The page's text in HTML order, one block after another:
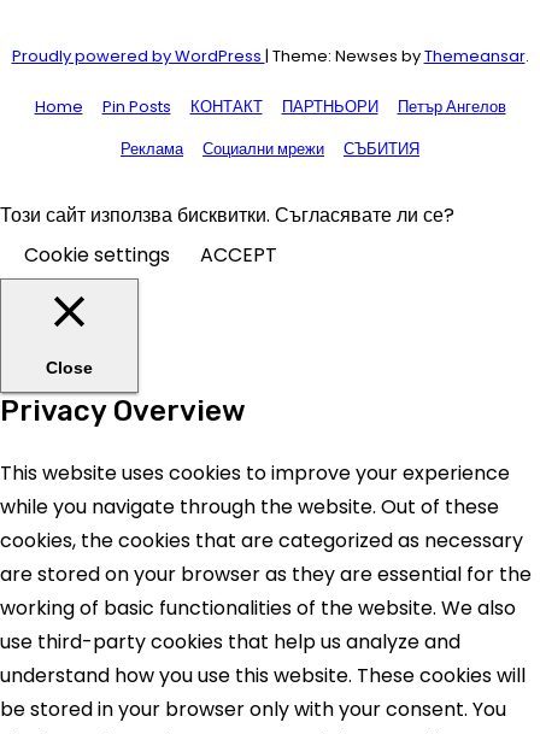
Proudly powered by WordPress | Theme: Newses byThemeansar.
Home Pin Posts КОНТАКТ ПАРТНЬОРИ
Петър Ангелов
Реклама
Социални мрежи СЪБИТИЯ
Този сайт използва бисквитки. Съгласявате ли се?
Cookie settings
ACCEPT
Close
Privacy Overview
This website uses cookies to improve your experience
while you navigate through the website. Out of these
cookies, the cookies that are categorized as necessary
are stored on your browser as they are essential for the
working of basic functionalities of the website. We also
use third-party cookies that help us analyze and
understand how you use this website. These cookies will
be stored in your browser only with your consent. You